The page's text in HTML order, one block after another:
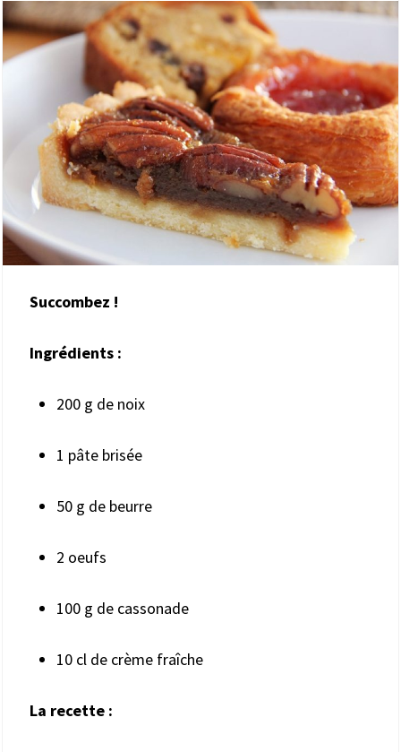
Succombez !
Ingrédients :
200 g de noix
1 pâte brisée
50 g de beurre
2 oeufs
100 g de cassonade
10 cl de crème fraîche
La recette :